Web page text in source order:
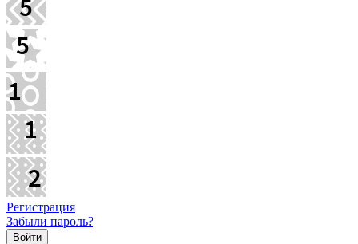
Регистрация
Забыли пароль?